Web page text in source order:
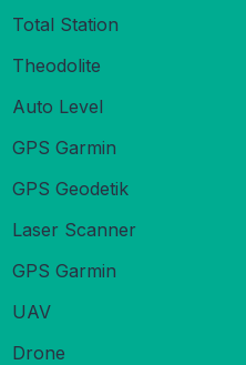
Total Station
Theodolite
Auto Level
GPS Garmin
GPS Geodetik
Laser Scanner
GPS Garmin
UAV
Drone